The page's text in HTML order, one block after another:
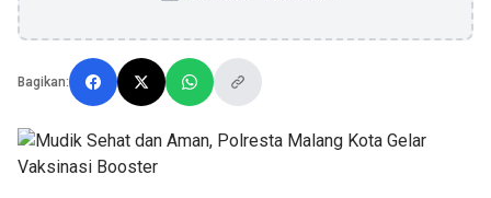
Bagikan: